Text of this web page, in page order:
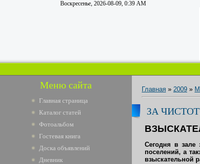
Воскресенье, 2026-08-09, 0:39 AM
Меню сайта
Главная страница
Каталог статей
Фотоальбом
Гостевая книга
Доска объявлений
Дневник
Главная » 2009 »
ЗА
Сегодня в зале
поселений, а
взыскательной